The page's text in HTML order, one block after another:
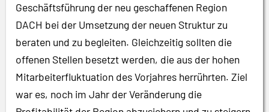
Geschäftsführung der neu geschaffenen Region
DACH bei der Umsetzung der neuen Struktur zu
beraten und zu begleiten. Gleichzeitig sollten die
offenen Stellen besetzt werden, die aus der hohen
Mitarbeiterfluktuation des Vorjahres herrührten. Ziel
war es, noch im Jahr der Veränderung die